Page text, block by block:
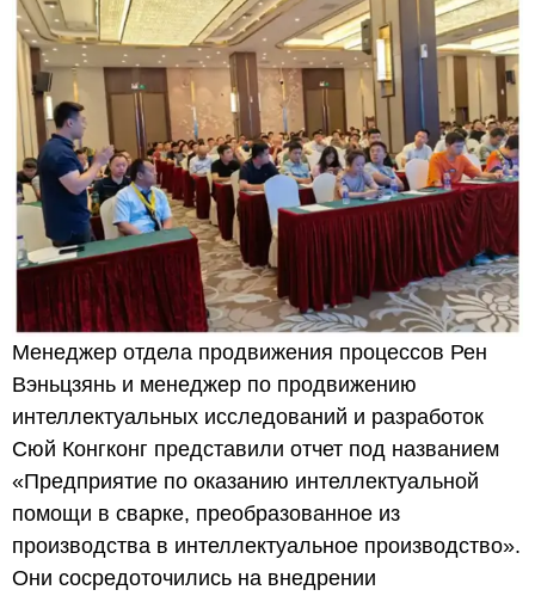
Менеджер отдела продвижения процессов Рен
Вэньцзянь и менеджер по продвижению
интеллектуальных исследований и разработок
Сюй Конгконг представили отчет под названием
«Предприятие по оказанию интеллектуальной
помощи в сварке, преобразованное из
производства в интеллектуальное производство».
Они сосредоточились на внедрении